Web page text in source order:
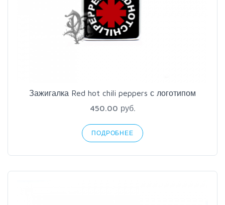
Зажигалка Red hot chili peppers с логотипом
450.00 руб.
ПОДРОБНЕЕ